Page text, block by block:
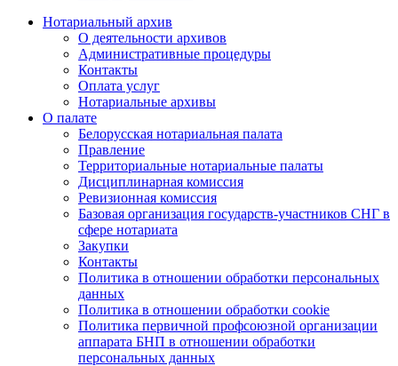
Нотариальный архив
О деятельности архивов
Административные процедуры
Контакты
Оплата услуг
Нотариальные архивы
О палате
Белорусская нотариальная палата
Правление
Территориальные нотариальные палаты
Дисциплинарная комиссия
Ревизионная комиссия
Базовая организация государств-участников СНГ в
сфере нотариата
Закупки
Контакты
Политика в отношении обработки персональных
данных
Политика в отношении обработки cookie
Политика первичной профсоюзной организации
аппарата БНП в отношении обработки
персональных данных